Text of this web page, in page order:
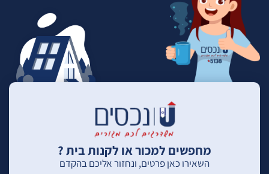
מחפשים למכור או לקנות בית ?
השאירו כאן פרטים, ונחזור אליכם בהקדם